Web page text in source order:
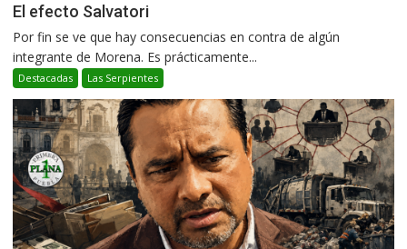
El efecto Salvatori
Por fin se ve que hay consecuencias en contra de algún
integrante de Morena. Es prácticamente...
Destacadas Las Serpientes